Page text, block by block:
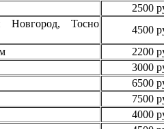
2500
Новгород, Тосно
4500
2200
3000
6500
7500
4000